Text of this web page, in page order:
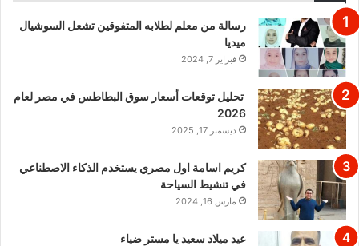
رسالة من معلم لطلابه المتفوقين تشعل السوشيال
ميديا
فبراير 7, 2024
تحليل توقعات أسعار سوق البطاطس في مصر لعام
2026
ديسمبر 17, 2025
كريم اسامة اول مصري يستخدم الذكاء الاصطناعي
في تنشيط السياحة
مارس 16, 2024
عيد ميلاد سعيد يا مستر ضياء